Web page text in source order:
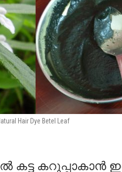
Hair Dye Betel Leaf
കട്ട കറുപ്പാകാൻ